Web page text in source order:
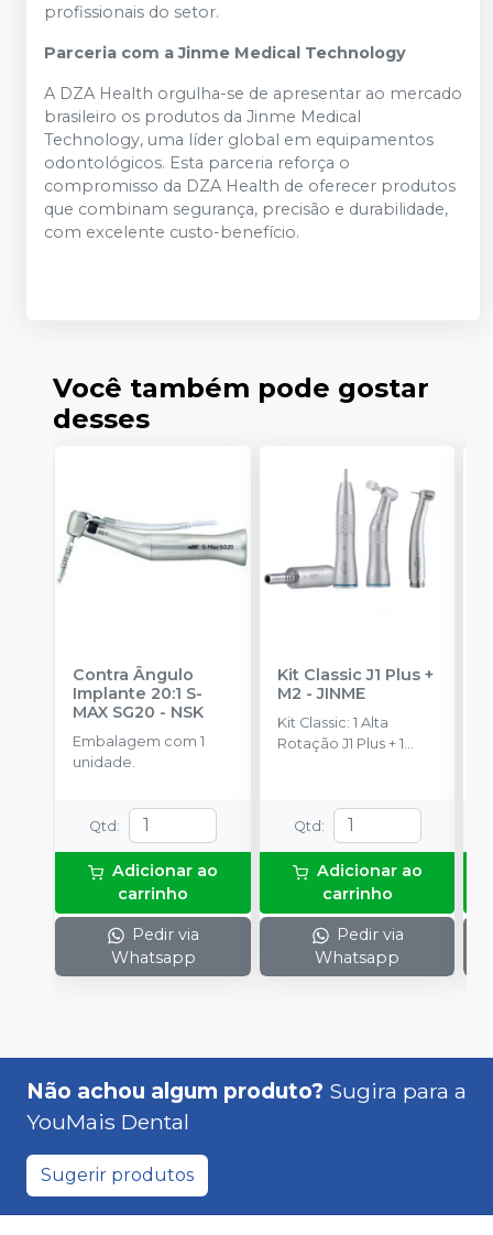
profissionais do setor.
Parceria com a Jinme Medical Technology
A DZA Health orgulha-se de apresentar ao mercado
brasileiro os produtos da Jinme Medical
Technology, uma líder global em equipamentos
odontológicos. Esta parceria reforça o
compromisso da DZA Health de oferecer produtos
que combinam segurança, precisão e durabilidade,
com excelente custo-benefício.
Você também pode gostar
desses
Contra Ângulo
Implante 20:1 S-
MAX SG20 - NSK
Embalagem com 1
unidade.
Qtd:
Adicionar ao
carrinho
Pedir via
Whatsapp
Kit Classic J1 Plus +
M2 -JINME
Kit Classic: 1 Alta
Rotação J1 Plus + 1
Contra-ângulo M2 + 1
Mochila para
notebook + 1 Case de
Alumínio + 1 Óleo
Lubrificante
Qtd:
Adicionar ao
carrinho
Pedir via
Whatsapp
Não achou algum produto? Sugira para a
YouMais Dental
Sugerir produtos